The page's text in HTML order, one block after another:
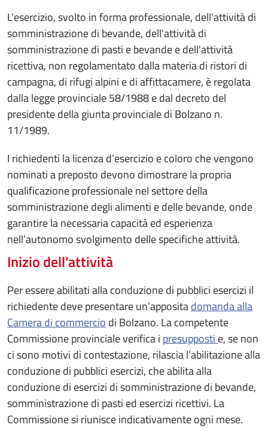
L'esercizio, svolto in forma professionale, dell'attività di
somministrazione di bevande, dell'attività di
somministrazione di pasti e bevande e dell'attività
ricettiva, non regolamentato dalla materia di ristori di
campagna, di rifugi alpini e di affittacamere, è regolata
dalla legge provinciale 58/1988 e dal decreto del
presidente della giunta provinciale di Bolzano n.
11/1989.
I richiedenti la licenza d’esercizio e coloro che vengono
nominati a preposto devono dimostrare la propria
qualificazione professionale nel settore della
somministrazione degli alimenti e delle bevande, onde
garantire la necessaria capacità ed esperienza
nell’autonomo svolgimento delle specifiche attività.
Inizio dell'attività
Per essere abilitati alla conduzione di pubblici esercizi il
richiedente deve presentare un’appositadomanda alla
Camera di commercio di Bolzano. La competente
Commissione provinciale verifica i presupposti e, se non
ci sono motivi di contestazione, rilascia l’abilitazione alla
conduzione di pubblici esercizi, che abilita alla
conduzione di esercizi di somministrazione di bevande,
somministrazione di pasti ed esercizi ricettivi. La
Commissione si riunisce indicativamente ogni mese.